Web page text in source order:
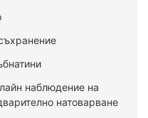
наблюдение на
натоварване